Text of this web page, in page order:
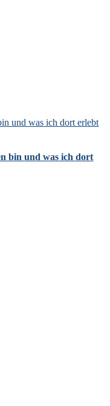
und was ich dort erlebt
bin und was ich dort